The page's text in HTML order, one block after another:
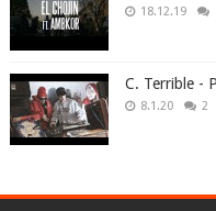
18.12.19
C. Terrible -
8.1.20 2